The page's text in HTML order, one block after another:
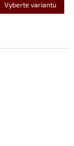
Vyberte variantu